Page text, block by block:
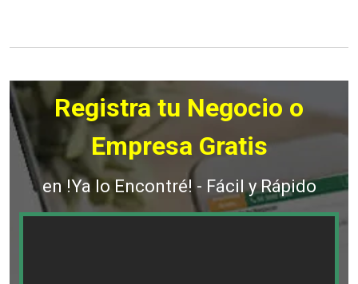
Registra tu Negocio o
Empresa Gratis
en !Ya lo Encontré! - Fácil y Rápido